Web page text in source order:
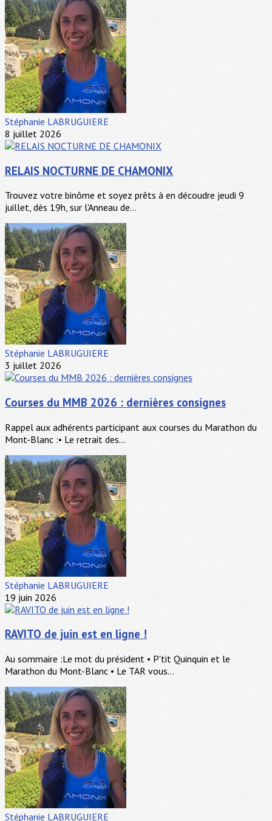
Stéphanie LABRUGUIERE
8 juillet 2026
RELAIS NOCTURNE DE CHAMONIX
Trouvez votre binôme et soyez prêts à en découdre jeudi 9
juillet, dès 19h, sur l'Anneau de...
Stéphanie LABRUGUIERE
3 juillet 2026
Courses du MMB 2026 : dernières consignes
Rappel aux adhérents participant aux courses du Marathon du
Mont-Blanc :• Le retrait des...
Stéphanie LABRUGUIERE
19 juin 2026
RAVITO de juin est en ligne !
Au sommaire :Le mot du président • P'tit Quinquin et le
Marathon du Mont-Blanc • Le TAR vous...
Stéphanie LABRUGUIERE